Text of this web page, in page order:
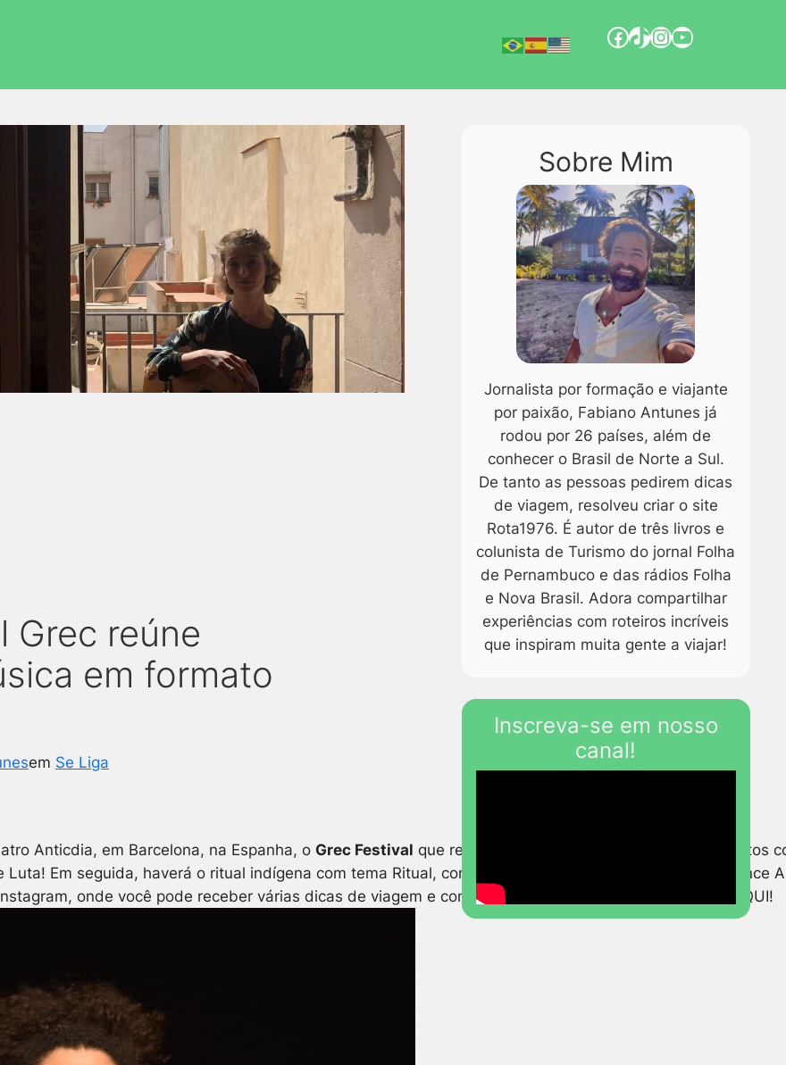
Grec reúne
em formato
em Se Liga
Anticdia, em Barcelona, na Espanha, o Grec Festival que reúne diversos artistas de vários segmentos
Luta! Em seguida, haverá o ritual indígena com tema Ritual, com Zahy e Sallisa Rosa; depois
onde você pode receber várias dicas de viagem e conhecer paisagens incríveis! É só clicar AQUI!
Sobre Mim
Jornalista por formação e viajante
por paixão, Fabiano Antunes já
rodou por 26 países, além de
conhecer o Brasil de Norte a Sul.
De tanto as pessoas pedirem dicas
de viagem, resolveu criar o site
Rota1976. É autor de três livros e
colunista de Turismo do jornal Folha
de Pernambuco e das rádios Folha
e Nova Brasil. Adora compartilhar
experiências com roteiros incríveis
que inspiram muita gente a viajar!
Inscreva-se em nosso
canal!